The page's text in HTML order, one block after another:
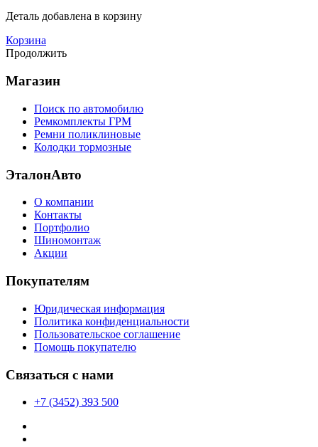
Деталь добавлена в корзину
Корзина
Продолжить
Магазин
Поиск по автомобилю
Ремкомплекты ГРМ
Ремни поликлиновые
Колодки тормозные
ЭталонАвто
О компании
Контакты
Портфолио
Шиномонтаж
Акции
Покупателям
Юридическая информация
Политика конфиденциальности
Пользовательское соглашение
Помощь покупателю
Связаться с нами
+7 (3452) 393 500